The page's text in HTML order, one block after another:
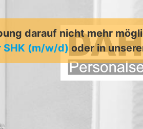
darauf nicht mehr
SHK (m/w/d) oder in